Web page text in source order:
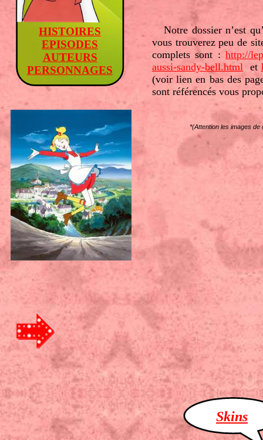
Notre dossier n’est
vous trouverez peu de
complets sont :http://
aussi-sandy-bell.html
et
(voir lien en bas des
sont référencés vous
*(Attention les images de
HISTOIRES
EPISODES
AUTEURS
PERSONNAGES
Skins